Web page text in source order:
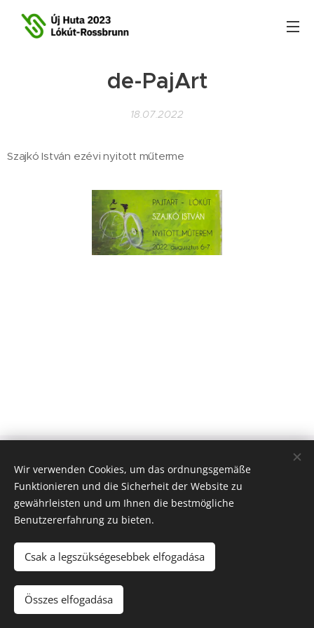
de-PajArt
18.07.2022
Szajkó István ezévi nyitott műterme
Veszprém-Balaton 2023
Európa Kultúrális Fővárosa
PAJTA PROJEKT
© 2021 Minden jog fenntartva Cookies
Magyar
Wir verwenden Cookies, um das ordnungsgemäße
Funktionieren und die Sicherheit der Website zu
gewährleisten und um Ihnen die bestmögliche
Benutzererfahrung zu bieten.
Csak a legszükségesebbek elfogadása
Összes elfogadása